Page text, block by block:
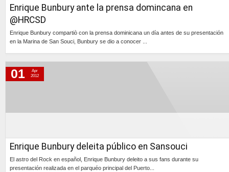
Enrique Bunbury ante la prensa domincana en
@HRCSD
Enrique Bunbury compartiò con la prensa dominicana un día antes de su presentación
en la Marina de San Souci, Bunbury se dio a conocer ...
Enrique Bunbury deleita público en Sansouci
El astro del Rock en español, Enrique Bunbury deleito a sus fans durante su
presentación realizada en el parquéo principal del Puerto...
01
Apr
2012